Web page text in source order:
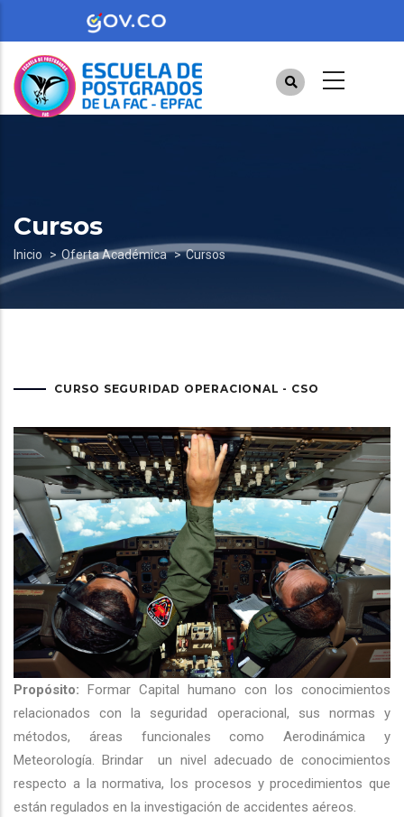
contenido
principal
Cursos
Sobrescribir
enlaces
de
navegación
Inicio Oferta Académica Cursos
CURSO SEGURIDAD OPERACIONAL - CSO
Propósito: Formar Capital humano con los conocimientos
relacionados con la seguridad operacional, sus normas y
métodos, áreas funcionales como Aerodinámica y
Meteorología. Brindar un nivel adecuado de conocimientos
respecto a la normativa, los procesos y procedimientos que
están regulados en la investigación de accidentes aéreos.